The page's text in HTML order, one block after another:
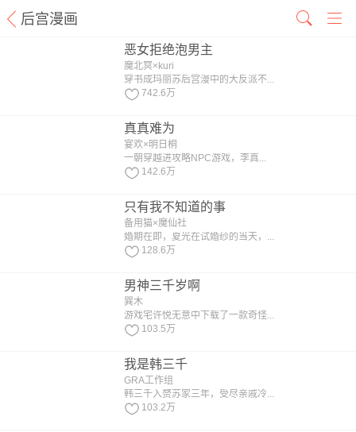
后宫漫画
恶女拒绝泡男主
魔北冥×kuri
穿书成玛丽苏后宫漫中的大反派不...
742.6万
真真难为
宴欢×明日桐
一朝穿越进攻略NPC游戏，李真...
142.6万
只有我不知道的事
备用猫×魔仙社
婚期在即，夏光在试婚纱的当天，...
128.6万
男神三千岁啊
巽木
游戏宅许悦无意中下载了一款奇怪...
103.5万
我是韩三千
GRA工作组
韩三千入赘苏家三年，受尽亲戚冷...
103.2万